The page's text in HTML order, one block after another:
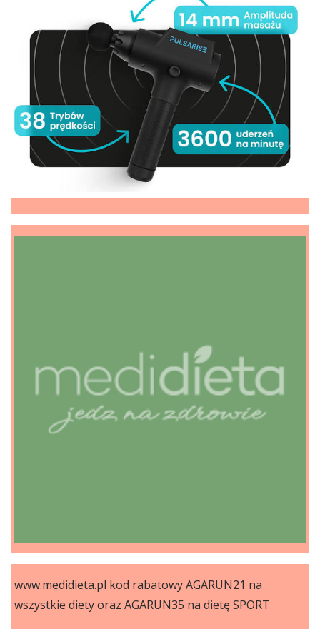
www.medidieta.pl kod rabatowy AGARUN21 na
wszystkie diety oraz AGARUN35 na dietę SPORT